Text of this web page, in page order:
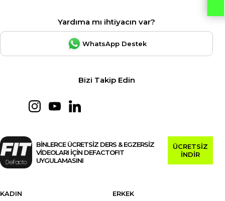
Yardıma mı ihtiyacın var?
WhatsApp Destek
Bizi Takip Edin
BİNLERCE ÜCRETSİZ DERS & EGZERSİZ
VİDEOLARI İÇİN DEFACTOFIT
UYGULAMASINI
ÜCRETSİZ
İNDİR
KADIN
ERKEK